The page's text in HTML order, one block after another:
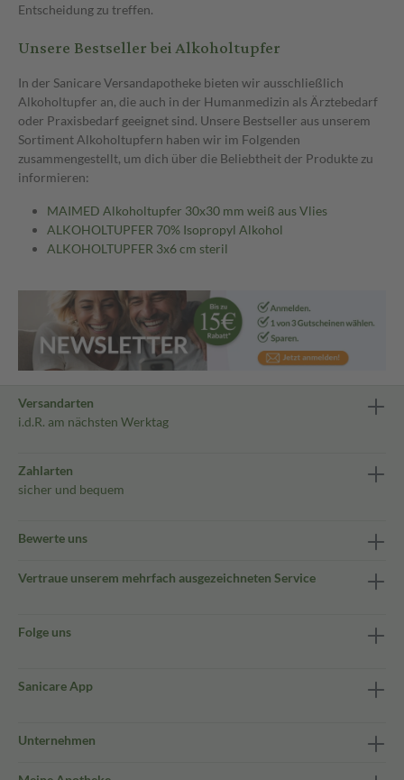
Entscheidung zu treffen.
Unsere Bestseller bei Alkoholtupfer
In der Sanicare Versandapotheke bieten wir ausschließlich
Alkoholtupfer an, die auch in der Humanmedizin als Ärztebedarf
oder Praxisbedarf geeignet sind. Unsere Bestseller aus unserem
Sortiment Alkoholtupfern haben wir im Folgenden
zusammengestellt, um dich über die Beliebtheit der Produkte zu
informieren:
MAIMED Alkoholtupfer 30x30 mm weiß aus Vlies
ALKOHOLTUPFER 70% Isopropyl Alkohol
ALKOHOLTUPFER 3x6 cm steril
Versandarten
i.d.R. am nächsten Werktag
Zahlarten
sicher und bequem
Bewerte uns
Vertraue unserem mehrfach ausgezeichneten Service
Folge uns
Sanicare App
Unternehmen